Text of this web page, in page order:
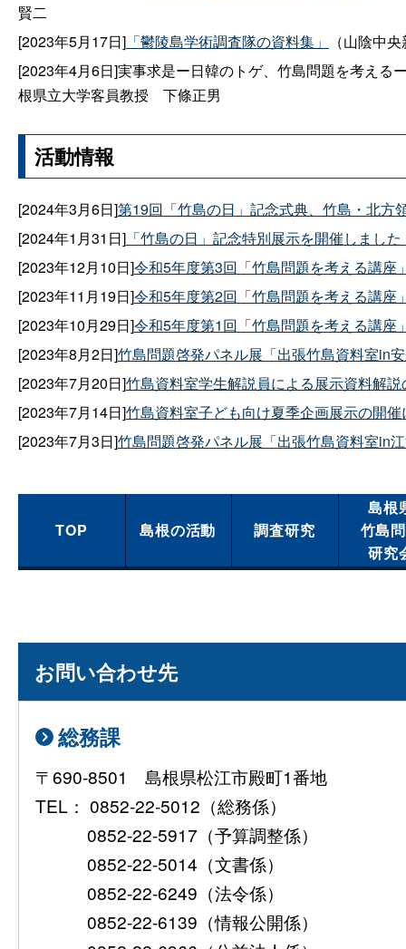
賢二
[2023年5月17日] 「鬱陵島学術調査隊の資料集」
（山陰中
[2023年4月6日]実事求是ー日韓のトゲ、竹島問題を考える
根県立大学客員教授 下條正男
活動情報
[2024年3月6日]第19回「竹島の日」記念式典、竹島・北方
[2024年1月31日] 「竹島の日」記念特別展示を開催しまし
[2023年12月10日]令和5年度第3回「竹島問題を考える講座
[2023年11月19日]令和5年度第2回「竹島問題を考える講座
[2023年10月29日]令和5年度第1回「竹島問題を考える講座
[2023年8月2日]竹島問題啓発パネル展「出張竹島資料室in
[2023年7月20日]竹島資料室学生解説員による展示資料解
[2023年7月14日]竹島資料室子ども向け夏季企画展示の開
[2023年7月3日]竹島問題啓発パネル展「出張竹島資料室in
TOP 島根の活動 調査研究
島根
竹島
研究
お問い合わせ先
総務課
〒690-8501 島根県松江市殿町1番地
TEL： 0852-22-5012（総務係）
0852-22-5917（予算調整係）
0852-22-5014（文書係）
0852-22-6249（法令係）
0852-22-6139（情報公開係）